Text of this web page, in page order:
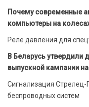
Почему современные
компьютеры на
Реле давления для
В Беларусь утвердили
выпускной кампании
Сигнализация
беспроводных систем